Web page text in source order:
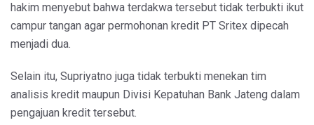
hakim menyebut bahwa terdakwa tersebut tidak terbukti ikut
campur tangan agar permohonan kredit PT Sritex dipecah
menjadi dua.
Selain itu, Supriyatno juga tidak terbukti menekan tim
analisis kredit maupun Divisi Kepatuhan Bank Jateng dalam
pengajuan kredit tersebut.